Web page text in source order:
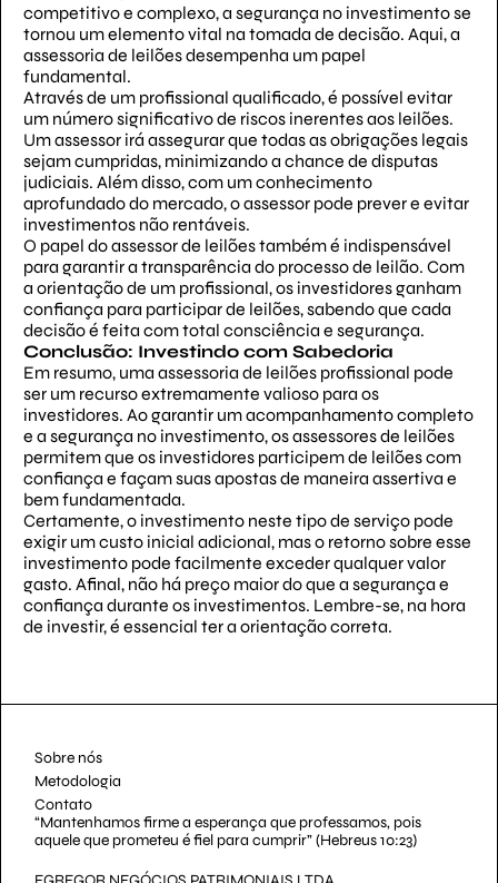
competitivo e complexo, a segurança no investimento se
tornou um elemento vital na tomada de decisão. Aqui, a
assessoria de leilões desempenha um papel
fundamental.
Através de um profissional qualificado, é possível evitar
um número significativo de riscos inerentes aos leilões.
Um assessor irá assegurar que todas as obrigações legais
sejam cumpridas, minimizando a chance de disputas
judiciais. Além disso, com um conhecimento
aprofundado do mercado, o assessor pode prever e evitar
investimentos não rentáveis.
O papel do assessor de leilões também é indispensável
para garantir a transparência do processo de leilão. Com
a orientação de um profissional, os investidores ganham
confiança para participar de leilões, sabendo que cada
decisão é feita com total consciência e segurança.
Conclusão: Investindo com Sabedoria
Em resumo, uma assessoria de leilões profissional pode
ser um recurso extremamente valioso para os
investidores. Ao garantir um acompanhamento completo
e a segurança no investimento, os assessores de leilões
permitem que os investidores participem de leilões com
confiança e façam suas apostas de maneira assertiva e
bem fundamentada.
Certamente, o investimento neste tipo de serviço pode
exigir um custo inicial adicional, mas o retorno sobre esse
investimento pode facilmente exceder qualquer valor
gasto. Afinal, não há preço maior do que a segurança e
confiança durante os investimentos. Lembre-se, na hora
de investir, é essencial ter a orientação correta.
Sobre nós
Metodologia
Contato
“Mantenhamos firme a esperança que professamos, pois
aquele que prometeu é fiel para cumprir” (Hebreus 10:23)